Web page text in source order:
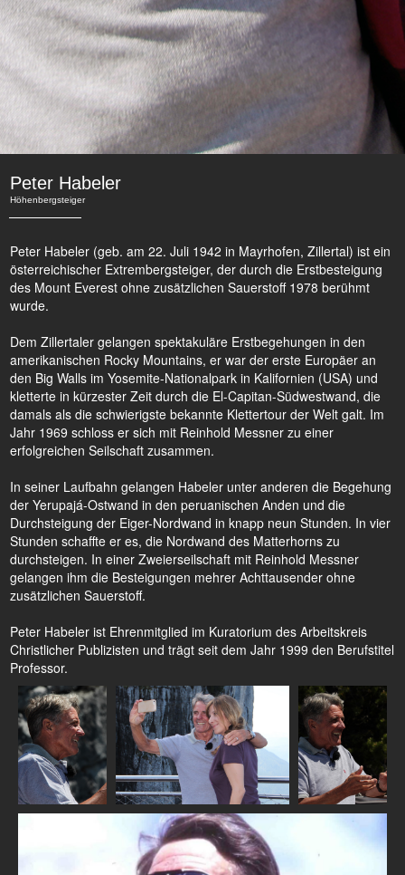
Peter Habeler
Höhenbergsteiger
Peter Habeler (geb. am 22. Juli 1942 in Mayrhofen, Zillertal) ist ein
österreichischer Extrembergsteiger, der durch die Erstbesteigung
des Mount Everest ohne zusätzlichen Sauerstoff 1978 berühmt
wurde.
Dem Zillertaler gelangen spektakuläre Erstbegehungen in den
amerikanischen Rocky Mountains, er war der erste Europäer an
den Big Walls im Yosemite-Nationalpark in Kalifornien (USA) und
kletterte in kürzester Zeit durch die El-Capitan-Südwestwand, die
damals als die schwierigste bekannte Klettertour der Welt galt. Im
Jahr 1969 schloss er sich mit Reinhold Messner zu einer
erfolgreichen Seilschaft zusammen.
In seiner Laufbahn gelangen Habeler unter anderen die Begehung
der Yerupajá-Ostwand in den peruanischen Anden und die
Durchsteigung der Eiger-Nordwand in knapp neun Stunden. In vier
Stunden schaffte er es, die Nordwand des Matterhorns zu
durchsteigen. In einer Zweierseilschaft mit Reinhold Messner
gelangen ihm die Besteigungen mehrer Achttausender ohne
zusätzlichen Sauerstoff.
Peter Habeler ist Ehrenmitglied im Kuratorium des Arbeitskreis
Christlicher Publizisten und trägt seit dem Jahr 1999 den Berufstitel
Professor.